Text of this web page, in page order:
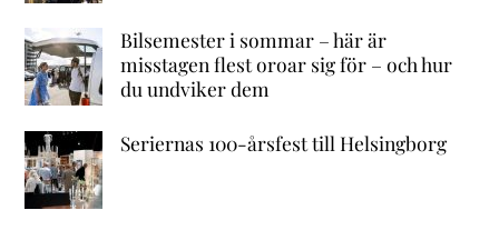
Bilsemester i sommar – här är
misstagen flest oroar sig för – och hur
du undviker dem
Seriernas 100-årsfest till Helsingborg